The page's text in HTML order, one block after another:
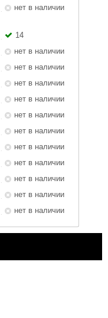
нет в наличии
14
нет в наличии
нет в наличии
нет в наличии
нет в наличии
нет в наличии
нет в наличии
нет в наличии
нет в наличии
нет в наличии
нет в наличии
нет в наличии